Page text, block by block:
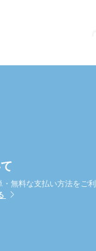
無料な支払い方法をご利